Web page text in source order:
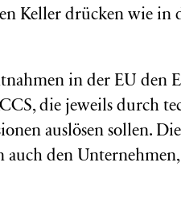
Keller drücken wie in
in der EU den
die jeweils durch
auslösen sollen.
auch den